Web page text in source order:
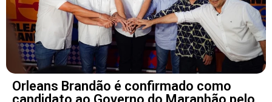
Orleans Brandão é confirmado como